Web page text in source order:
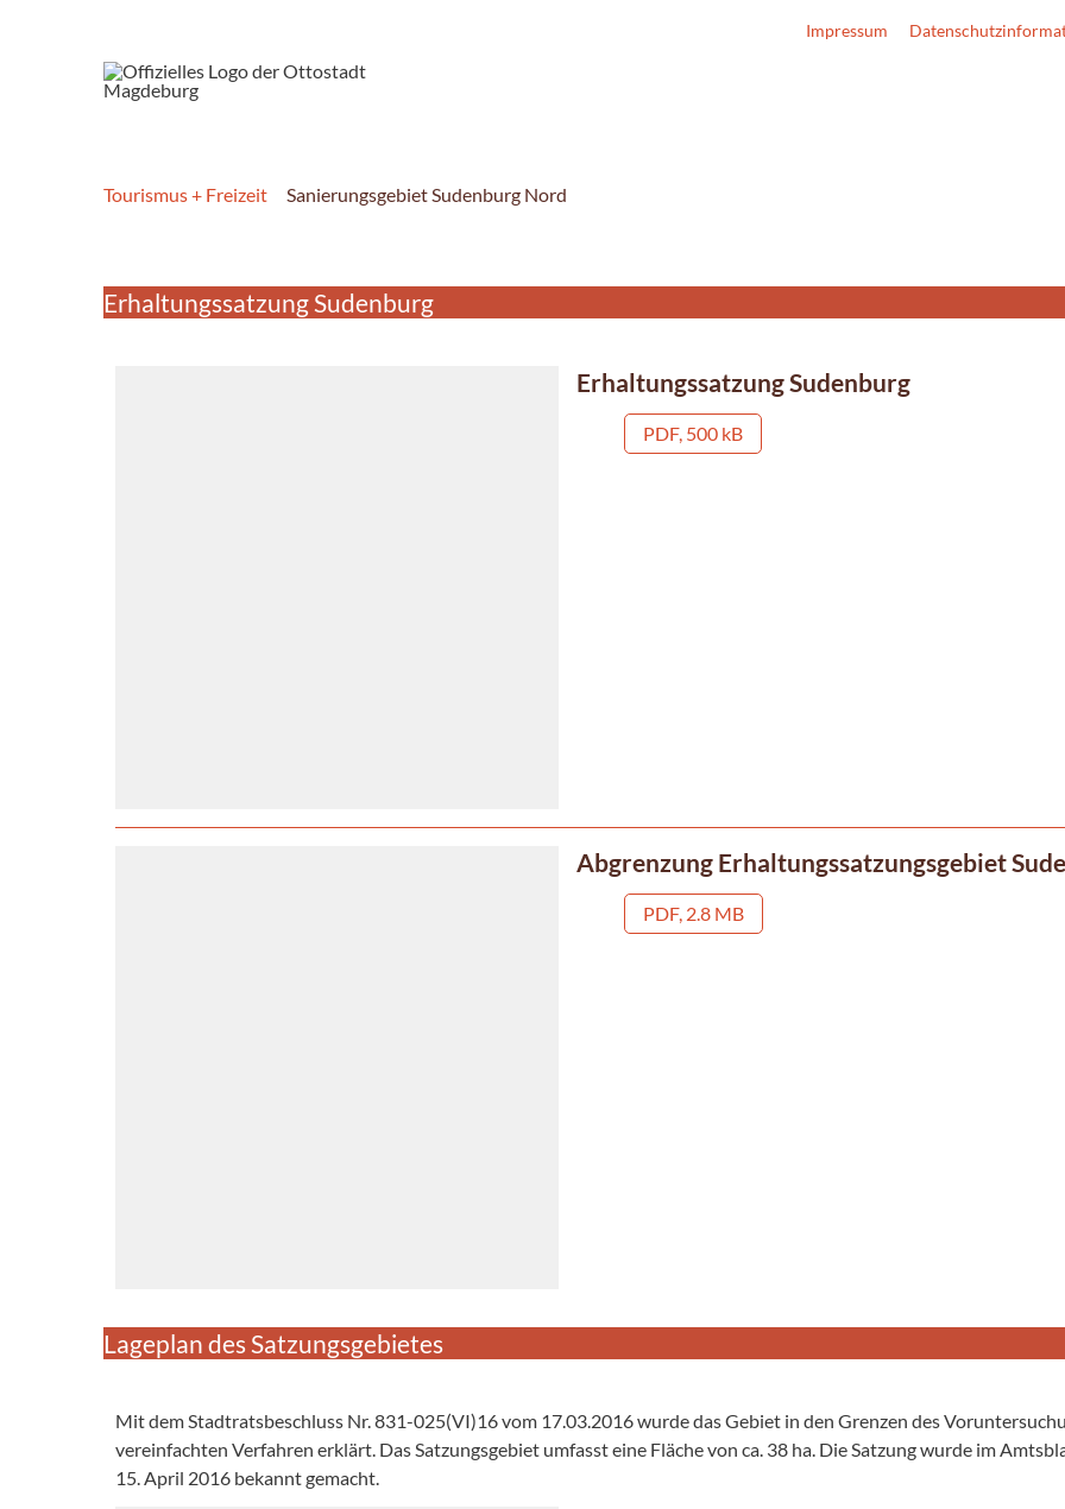
Impressum
Tourismus + Freizeit Sanierungsgebiet Sudenburg Nord
Erhaltungssatzung Sudenburg
Erhaltungssatzung Sudenburg
PDF, 500 kB
Abgrenzung Erhaltungssatzungsgebiet
PDF, 2.8 MB
Lageplan des Satzungsgebietes
Mit dem Stadtratsbeschluss Nr. 831-025(VI)16 vom 17.03.2016 wurde das Gebiet in den Grenzen des
vereinfachten Verfahren erklärt. Das Satzungsgebiet umfasst eine Fläche von ca. 38 ha. Die Satzung wurde im
15. April 2016 bekannt gemacht.